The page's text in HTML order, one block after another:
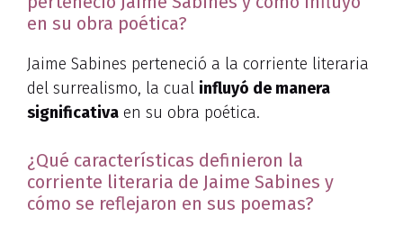
en su obra poética?
Jaime Sabines perteneció a la corriente literaria
del surrealismo, la cual influyó de manera
significativa en su obra poética.
¿Qué características definieron la
corriente literaria de Jaime Sabines y
cómo se reflejaron en sus poemas?